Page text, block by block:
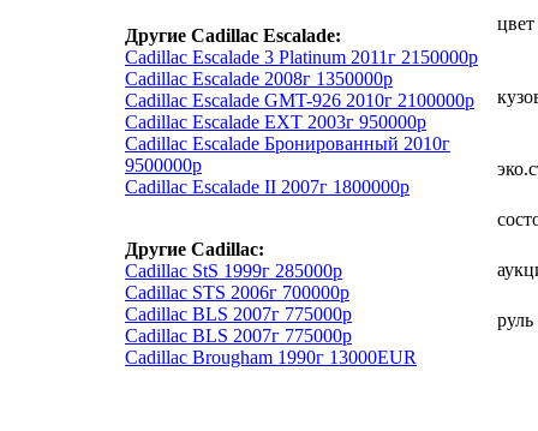
Другие Cadillac Escalade:
Cadillac Escalade 3 Platinum 2011г 2150000р
Cadillac Escalade 2008г 1350000р
Cadillac Escalade GMT-926 2010г 2100000р
Cadillac Escalade EXT 2003г 950000р
Cadillac Escalade Бронированный 2010г
9500000р
Cadillac Escalade II 2007г 1800000р
Другие Cadillac:
Cadillac StS 1999г 285000р
Cadillac STS 2006г 700000р
Cadillac BLS 2007г 775000р
Cadillac BLS 2007г 775000р
Cadillac Brougham 1990г 13000EUR
цвет
руль